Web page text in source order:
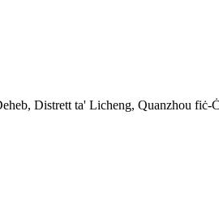
Distrett ta' Licheng, Quanzhou fiċ-